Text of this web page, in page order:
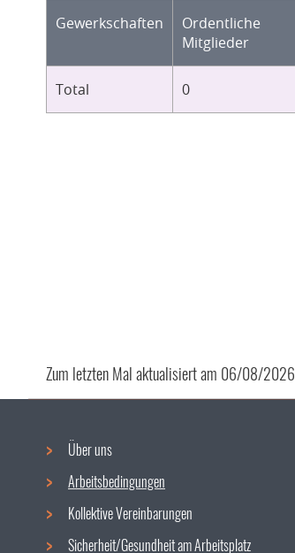
Gewerkschaften
Ordentliche
Mitglieder
Total 0
Zum letzten Mal aktualisiert am 06/08/2026
Navigationsmenü
Über uns
Arbeitsbedingungen
Kollektive Vereinbarungen
Sicherheit/Gesundheit am Arbeitsplatz